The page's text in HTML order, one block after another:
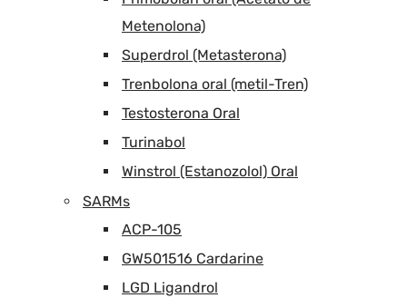
Metenolona)
Superdrol (Metasterona)
Trenbolona oral (metil-Tren)
Testosterona Oral
Turinabol
Winstrol (Estanozolol) Oral
SARMs
ACP-105
GW501516 Cardarine
LGD Ligandrol